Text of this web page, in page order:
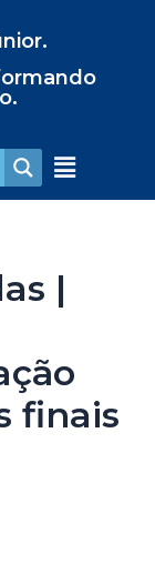
|
finais